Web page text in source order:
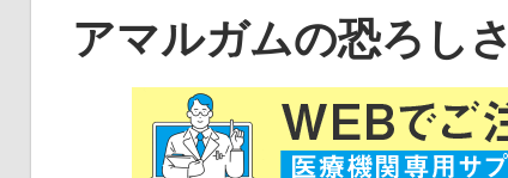
アマルガムの恐ろしさ